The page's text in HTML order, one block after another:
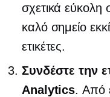
σχετικά εύκολη
καλό σημείο
ετικέτες.
Συνδέστε την
Analytics. Από